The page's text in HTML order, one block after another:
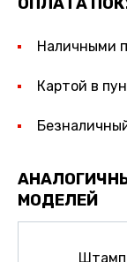
Наличными
Картой в
МОДЕЛЕЙ